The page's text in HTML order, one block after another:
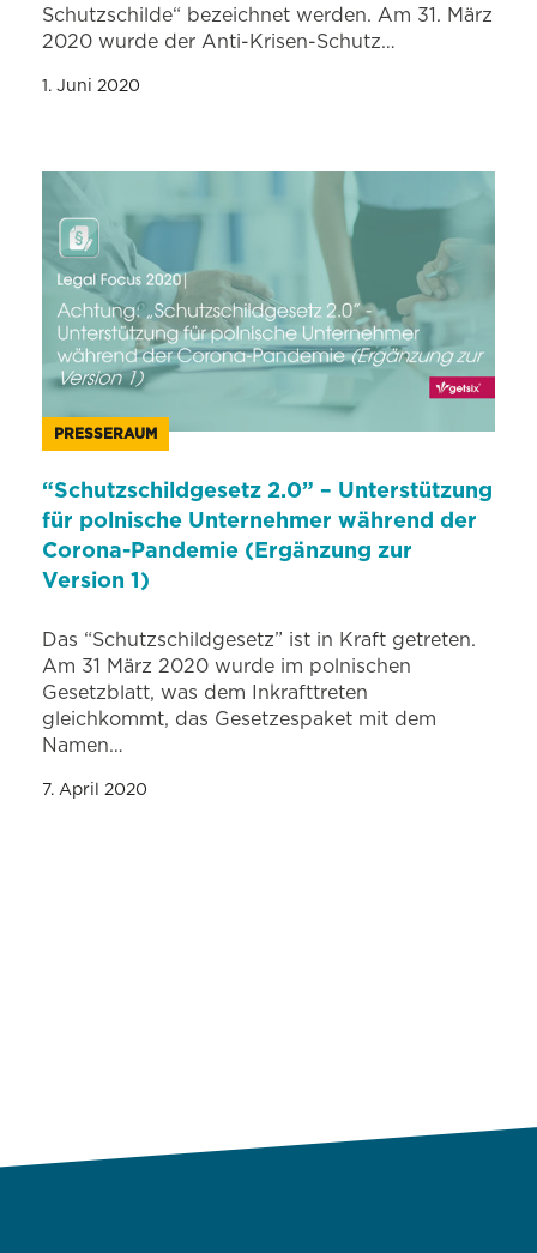
Schutzschilde“ bezeichnet werden. Am 31. März
2020 wurde der Anti-Krisen-Schutz…
1. Juni 2020
PRESSERAUM
“Schutzschildgesetz 2.0” – Unterstützung
für polnische Unternehmer während der
Corona-Pandemie (Ergänzung zur
Version 1)
Das “Schutzschildgesetz” ist in Kraft getreten.
Am 31 März 2020 wurde im polnischen
Gesetzblatt, was dem Inkrafttreten
gleichkommt, das Gesetzespaket mit dem
Namen…
7. April 2020